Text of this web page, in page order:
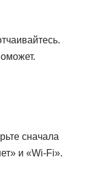
сначала
и «Wi-Fi».